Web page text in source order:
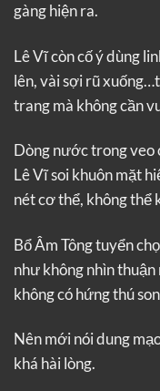
gàng hiện ra.
Lê Vĩ còn cố ý dùng
lên, vài sợi rũ
trang mà không cần
Dòng nước trong veo
Lê Vĩ soi khuôn mặt
nét cơ thể, không thể
Bổ Âm Tông tuyển
như không nhìn
không có hứng thú
Nên mới nói dung
khá hài lòng.